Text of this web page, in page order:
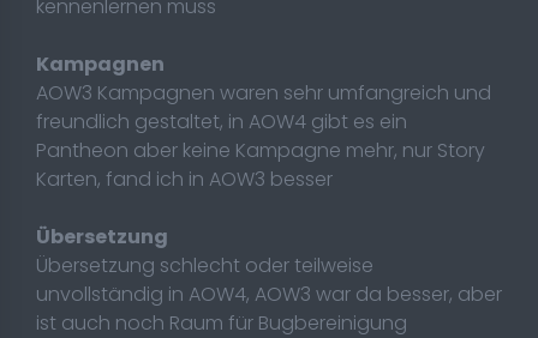
kennenlernen muss
Kampagnen
AOW3 Kampagnen waren sehr umfangreich und
freundlich gestaltet, in AOW4 gibt es ein
Pantheon aber keine Kampagne mehr, nur Story
Karten, fand ich in AOW3 besser
Übersetzung
Übersetzung schlecht oder teilweise
unvollständig in AOW4, AOW3 war da besser, aber
ist auch noch Raum für Bugbereinigung